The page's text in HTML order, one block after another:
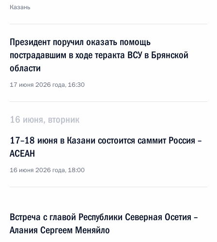
Казань
Президент поручил оказать помощь
пострадавшим в ходе теракта ВСУ в Брянской
области
17 июня 2026 года, 16:30
16 июня, вторник
17–18 июня в Казани состоится саммит Россия –
АСЕАН
16 июня 2026 года, 18:00
Встреча с главой Республики Северная Осетия –
Алания Сергеем Меняйло